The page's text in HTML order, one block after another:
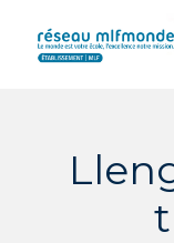
content